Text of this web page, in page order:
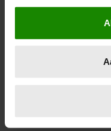
Als u het toestaat,
Informatie
locatie, die tot
scannen op
verwerkt en stel uw
intrekken in de